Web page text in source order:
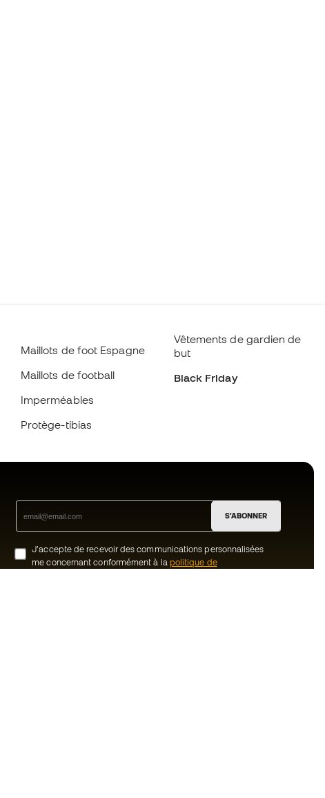
Maillots de foot Espagne
Maillots de football
Imperméables
Protège-tibias
Vêtements de gardien de
but
Black Friday
S'ABONNER
J’accepte de recevoir des communications personnalisées
me concernant conformément à la politique de